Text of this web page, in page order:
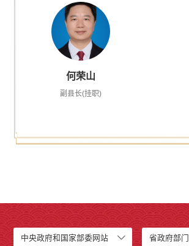
何荣山
副县长(挂职)
中央政府和国家部委网站 省政府部门